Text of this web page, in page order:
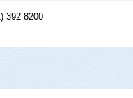
392 8200